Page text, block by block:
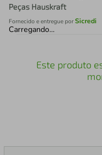
Peças Hauskraft
Fornecido e entregue porSicredi
Carregando…
Este produto